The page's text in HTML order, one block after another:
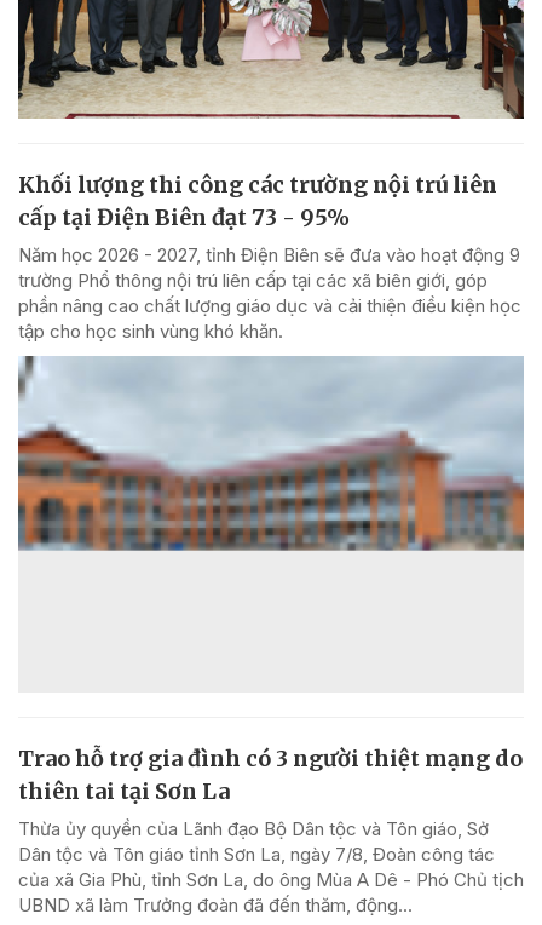
Khối lượng thi công các trường nội trú liên
cấp tại Điện Biên đạt 73 - 95%
Năm học 2026 - 2027, tỉnh Điện Biên sẽ đưa vào hoạt động 9
trường Phổ thông nội trú liên cấp tại các xã biên giới, góp
phần nâng cao chất lượng giáo dục và cải thiện điều kiện học
tập cho học sinh vùng khó khăn.
Trao hỗ trợ gia đình có 3 người thiệt mạng do
thiên tai tại Sơn La
Thừa ủy quyền của Lãnh đạo Bộ Dân tộc và Tôn giáo, Sở
Dân tộc và Tôn giáo tỉnh Sơn La, ngày 7/8, Đoàn công tác
của xã Gia Phù, tỉnh Sơn La, do ông Mùa A Dê - Phó Chủ tịch
UBND xã làm Trưởng đoàn đã đến thăm, động...